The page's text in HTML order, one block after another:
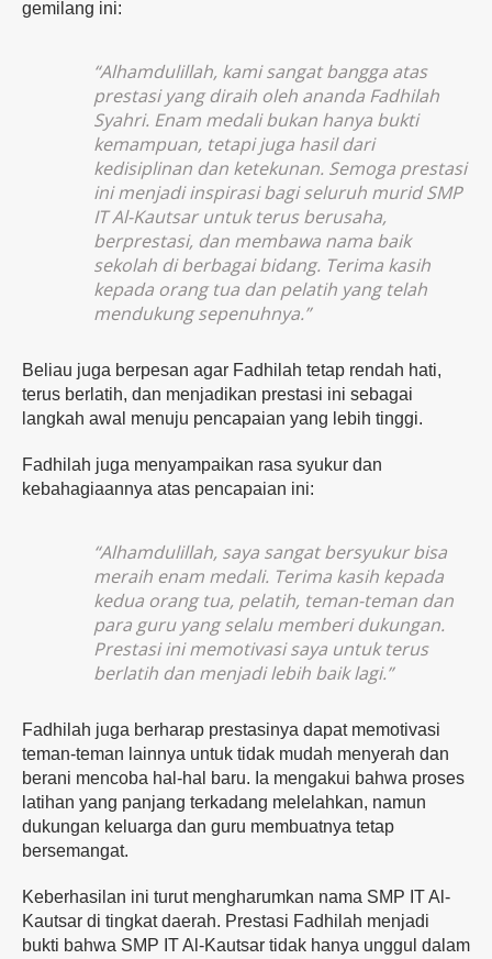
gemilang ini:
“Alhamdulillah, kami sangat bangga atas
prestasi yang diraih oleh ananda Fadhilah
Syahri. Enam medali bukan hanya bukti
kemampuan, tetapi juga hasil dari
kedisiplinan dan ketekunan. Semoga prestasi
ini menjadi inspirasi bagi seluruh murid SMP
IT Al-Kautsar untuk terus berusaha,
berprestasi, dan membawa nama baik
sekolah di berbagai bidang. Terima kasih
kepada orang tua dan pelatih yang telah
mendukung sepenuhnya.”
Beliau juga berpesan agar Fadhilah tetap rendah hati,
terus berlatih, dan menjadikan prestasi ini sebagai
langkah awal menuju pencapaian yang lebih tinggi.
Fadhilah juga menyampaikan rasa syukur dan
kebahagiaannya atas pencapaian ini:
“Alhamdulillah, saya sangat bersyukur bisa
meraih enam medali. Terima kasih kepada
kedua orang tua, pelatih, teman-teman dan
para guru yang selalu memberi dukungan.
Prestasi ini memotivasi saya untuk terus
berlatih dan menjadi lebih baik lagi.”
Fadhilah juga berharap prestasinya dapat memotivasi
teman-teman lainnya untuk tidak mudah menyerah dan
berani mencoba hal-hal baru. Ia mengakui bahwa proses
latihan yang panjang terkadang melelahkan, namun
dukungan keluarga dan guru membuatnya tetap
bersemangat.
Keberhasilan ini turut mengharumkan nama SMP IT Al-
Kautsar di tingkat daerah. Prestasi Fadhilah menjadi
bukti bahwa SMP IT Al-Kautsar tidak hanya unggul dalam